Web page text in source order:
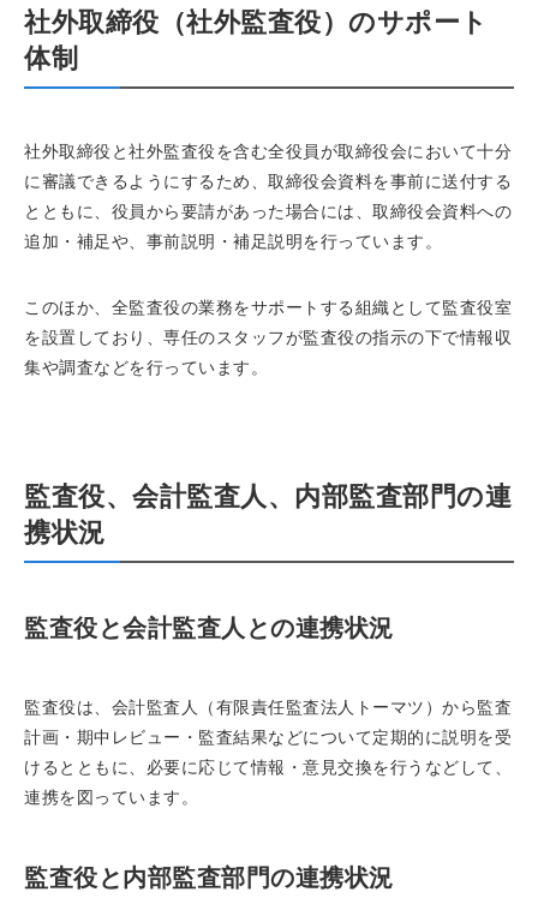
社外取締役（社外監査役）のサポート
体制
社外取締役と社外監査役を含む全役員が取締役会において十分
に審議できるようにするため、取締役会資料を事前に送付する
とともに、役員から要請があった場合には、取締役会資料への
追加・補足や、事前説明・補足説明を行っています。
このほか、全監査役の業務をサポートする組織として監査役室
を設置しており、専任のスタッフが監査役の指示の下で情報収
集や調査などを行っています。
監査役、会計監査人、内部監査部門の連
携状況
監査役と会計監査人との連携状況
監査役は、会計監査人（有限責任監査法人トーマツ）から監査
計画・期中レビュー・監査結果などについて定期的に説明を受
けるとともに、必要に応じて情報・意見交換を行うなどして、
連携を図っています。
監査役と内部監査部門の連携状況